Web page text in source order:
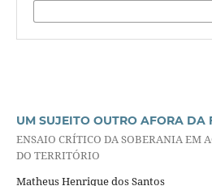
UM SUJEITO OUTRO AFORA DA
ENSAIO CRÍTICO DA SOBERANIA EM
DO TERRITÓRIO
Matheus Henrique dos Santos